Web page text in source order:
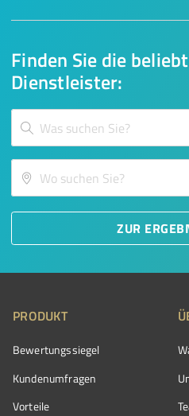
Finden Sie die
Dienstleister:
ZUR
PRODUKT
Bewertungssiegel
Kundenumfragen
Vorteile